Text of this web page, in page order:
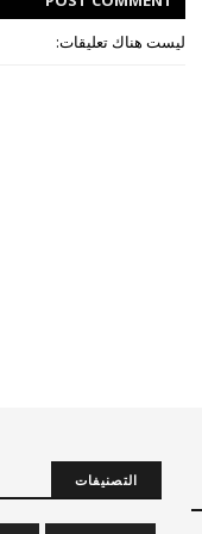
ليست هناك تعليقات:
التصنيفات